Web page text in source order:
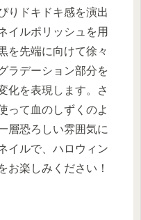
りドキドキ感を演出
イルポリッシュを用
を先端に向けて徐々
ラデーション部分を
化を表現します。さ
って血のしずくのよ
層恐ろしい雰囲気に
イルで、ハロウィン
お楽しみください！